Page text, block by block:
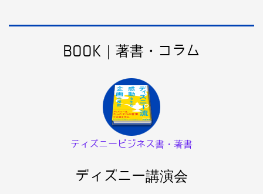
BOOK｜著書・コラム
ディズニービジネス書・著書
ディズニー講演会